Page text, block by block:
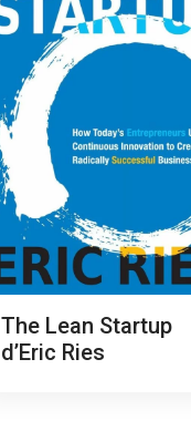
The Lean Startup
d’Eric Ries